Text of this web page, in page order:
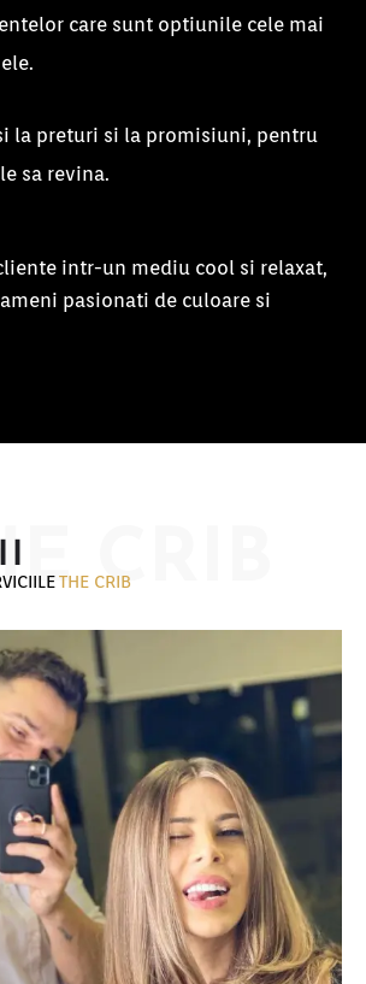
care sunt optiunile cele mai
la preturi si la promisiuni, pentru
sa revina.
intr-un mediu cool si relaxat,
pasionati de culoare si
CRIB
THE CRIB